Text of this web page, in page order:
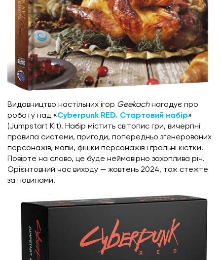
Видавництво настільних ігор Geekachнагадує про
роботу над «Cyberpunk RED. Стартовий набір»
(Jumpstart Kit). Набір містить світопис гри, вичерпні
правила системи, пригоди, попередньо згенерованих
персонажів, мапи, фішки персонажів і гральні кістки.
Повірте на слово, це буде неймовірно захоплива річ.
Орієнтовний час виходу — жовтень 2024, тож стежте
за новинами.